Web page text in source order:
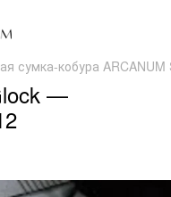
сумка-кобура ARCANUM
—